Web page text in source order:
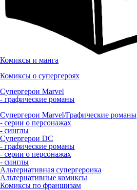
Комиксы и манга
Комиксы о супергероях
Супергерои Marvel
- графические романы
Супергерои Marvel/Графические романы
- серии о персонажах
- синглы
Супергерои DC
- графические романы
- серии о персонажах
- синглы
Альтернативная супергероика
Альтернативные комиксы
Комиксы по франшизам